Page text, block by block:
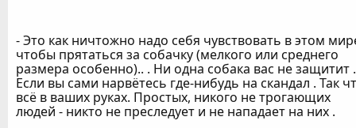
- Это как ничтожно надо себя чувствовать в этом
чтобы прятаться за собачку (мелкого или среднего
размера особенно).. . Ни одна собака вас не защитит .
Если вы сами нарвётесь где-нибудь на скандал . Так
всё в ваших руках. Простых, никого не трогающих
людей - никто не преследует и не нападает на них .